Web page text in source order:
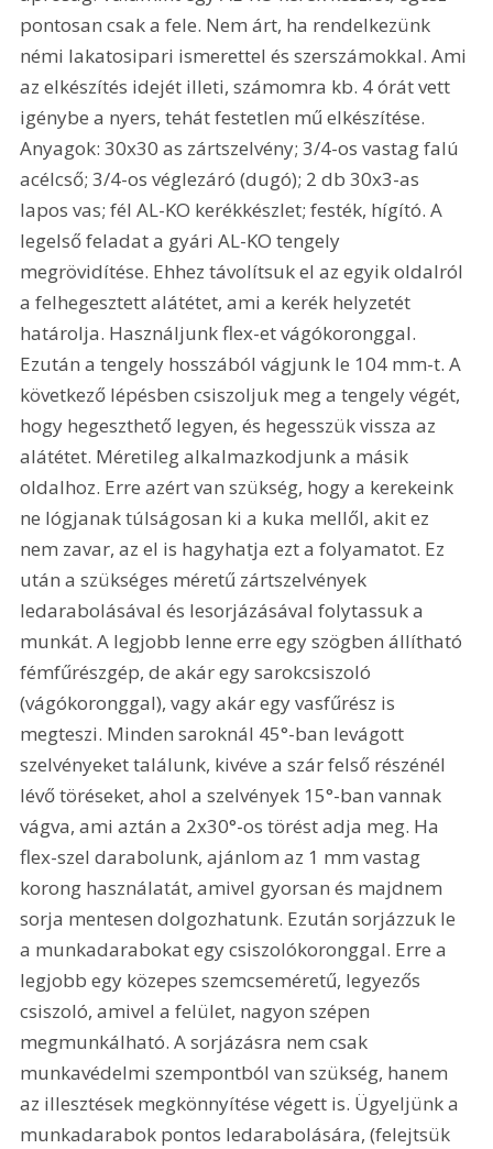
pontosan csak a fele. Nem árt, ha rendelkezünk
némi lakatosipari ismerettel és szerszámokkal. Ami
az elkészítés idejét illeti, számomra kb. 4 órát vett
igénybe a nyers, tehát festetlen mű elkészítése.
Anyagok: 30x30 as zártszelvény; 3/4-os vastag falú
acélcső; 3/4-os véglezáró (dugó); 2 db 30x3-as
lapos vas; fél AL-KO kerékkészlet; festék, hígító. A
legelső feladat a gyári AL-KO tengely
megrövidítése. Ehhez távolítsuk el az egyik oldalról
a felhegesztett alátétet, ami a kerék helyzetét
határolja. Használjunk flex-et vágókoronggal.
Ezután a tengely hosszából vágjunk le 104 mm-t. A
következő lépésben csiszoljuk meg a tengely végét,
hogy hegeszthető legyen, és hegesszük vissza az
alátétet. Méretileg alkalmazkodjunk a másik
oldalhoz. Erre azért van szükség, hogy a kerekeink
ne lógjanak túlságosan ki a kuka mellől, akit ez
nem zavar, az el is hagyhatja ezt a folyamatot. Ez
után a szükséges méretű zártszelvények
ledarabolásával és lesorjázásával folytassuk a
munkát. A legjobb lenne erre egy szögben állítható
fémfűrészgép, de akár egy sarokcsiszoló
(vágókoronggal), vagy akár egy vasfűrész is
megteszi. Minden saroknál 45°-ban levágott
szelvényeket találunk, kivéve a szár felső részénél
lévő töréseket, ahol a szelvények 15°-ban vannak
vágva, ami aztán a 2x30°-os törést adja meg. Ha
flex-szel darabolunk, ajánlom az 1 mm vastag
korong használatát, amivel gyorsan és majdnem
sorja mentesen dolgozhatunk. Ezután sorjázzuk le
a munkadarabokat egy csiszolókoronggal. Erre a
legjobb egy közepes szemcseméretű, legyezős
csiszoló, amivel a felület, nagyon szépen
megmunkálható. A sorjázásra nem csak
munkavédelmi szempontból van szükség, hanem
az illesztések megkönnyítése végett is. Ügyeljünk a
munkadarabok pontos ledarabolására, (felejtsük